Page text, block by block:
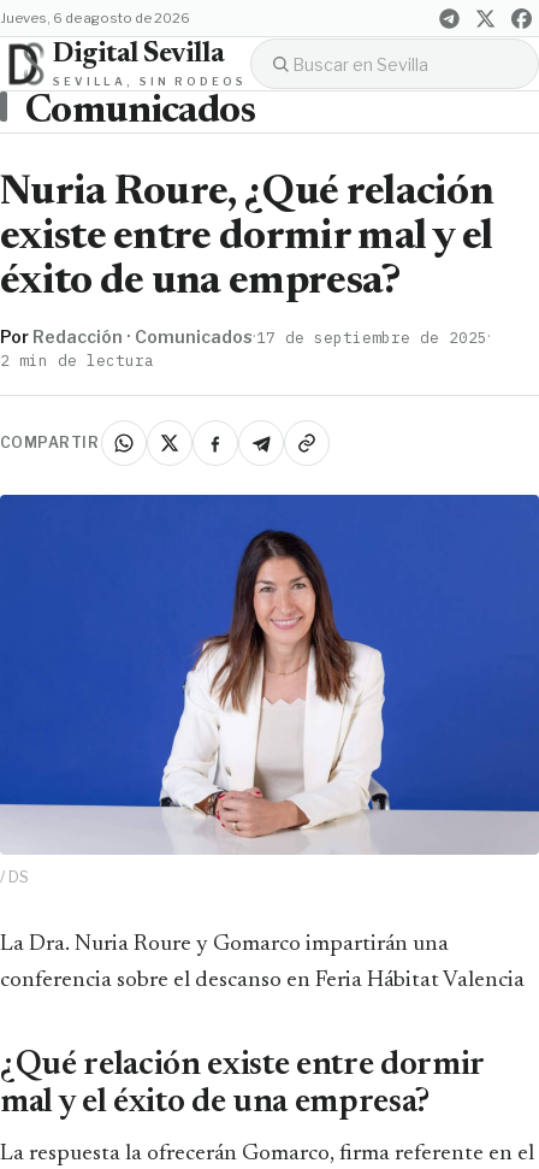
jueves, 6 de agosto de 2026
Digital Sevilla
SEVILLA, SIN RODEOS
Comunicados
Nuria Roure, ¿Qué relación
existe entre dormir mal y el
éxito de una empresa?
Por Redacción · Comunicados·17 de septiembre de 2025·
2 min de lectura
COMPARTIR
/ DS
La Dra. Nuria Roure y Gomarco impartirán una
conferencia sobre el descanso en Feria Hábitat Valencia
¿Qué relación existe entre dormir
mal y el éxito de una empresa?
La respuesta la ofrecerán Gomarco, firma referente en el